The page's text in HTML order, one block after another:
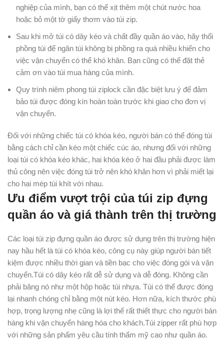
nghiệp của mình, bạn có thể xịt thêm một chút nước hoa
hoặc bỏ một tờ giấy thơm vào túi zip.
Sau khi mở túi có dây kéo và chất đầy quần áo vào, hãy thổi
phồng túi để ngăn túi không bị phồng ra quá nhiều khiến cho
việc vận chuyển có thể khó khăn. Bạn cũng có thể đặt thẻ
cảm ơn vào túi mua hàng của mình.
Quy trình niêm phong túi ziplock cần đặc biệt lưu ý để đảm
bảo túi được đóng kín hoàn toàn trước khi giao cho đơn vị
vận chuyển.
Đối với những chiếc túi có khóa kéo, người bán có thể đóng túi
bằng cách chỉ cần kéo một chiếc cúc áo, nhưng đối với những
loại túi có khóa kéo khác, hai khóa kéo ở hai đầu phải được làm
thủ công nên việc đóng túi trở nên khó khăn hơn vì phải miết lại
cho hai mép túi khít với nhau.
Ưu điểm vượt trội của túi zip đựng
quần áo và giá thành trên thị trường
Các loại túi zip đựng quần áo được sử dụng trên thị trường hiện
nay hầu hết là túi có khóa kéo, công cụ này giúp người bán tiết
kiệm được nhiều thời gian và tiền bạc cho việc đóng gói và vận
chuyển.Túi có dây kéo rất dễ sử dụng và dễ đóng. Không cần
phải băng nó như một hộp hoặc túi nhựa. Túi có thể được đóng
lại nhanh chóng chỉ bằng một nút kéo. Hơn nữa, kích thước phù
hợp, trọng lượng nhẹ cũng là lợi thế rất thiết thực cho người bán
hàng khi vận chuyển hàng hóa cho khách.Túi zipper rất phù hợp
với những sản phẩm yêu cầu tính thẩm mỹ cao như quần áo.